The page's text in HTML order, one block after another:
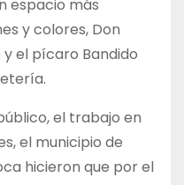
espacio más
y colores, Don
el pícaro Bandido
el trabajo en
el municipio de
hicieron que por el